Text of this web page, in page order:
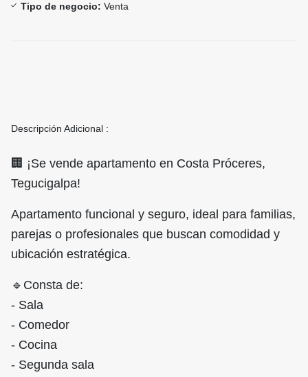
Tipo de negocio: Venta
Descripción Adicional :
🏢 ¡Se vende apartamento en Costa Próceres,
Tegucigalpa!
Apartamento funcional y seguro, ideal para familias,
parejas o profesionales que buscan comodidad y
ubicación estratégica.
🔹Consta de:
- Sala
- Comedor
- Cocina
- Segunda sala